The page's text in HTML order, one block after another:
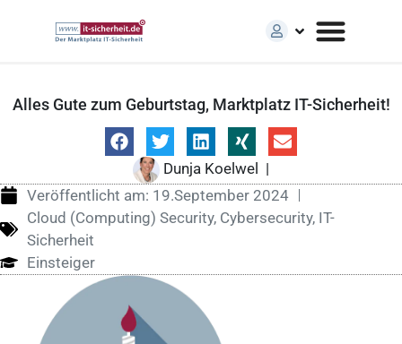
Alles Gute zum Geburtstag, Marktplatz IT-Sicherheit!
Dunja Koelwel
|
Veröffentlicht am: 19.September 2024
Cloud (Computing) Security, Cybersecurity, IT-
Sicherheit
Einsteiger